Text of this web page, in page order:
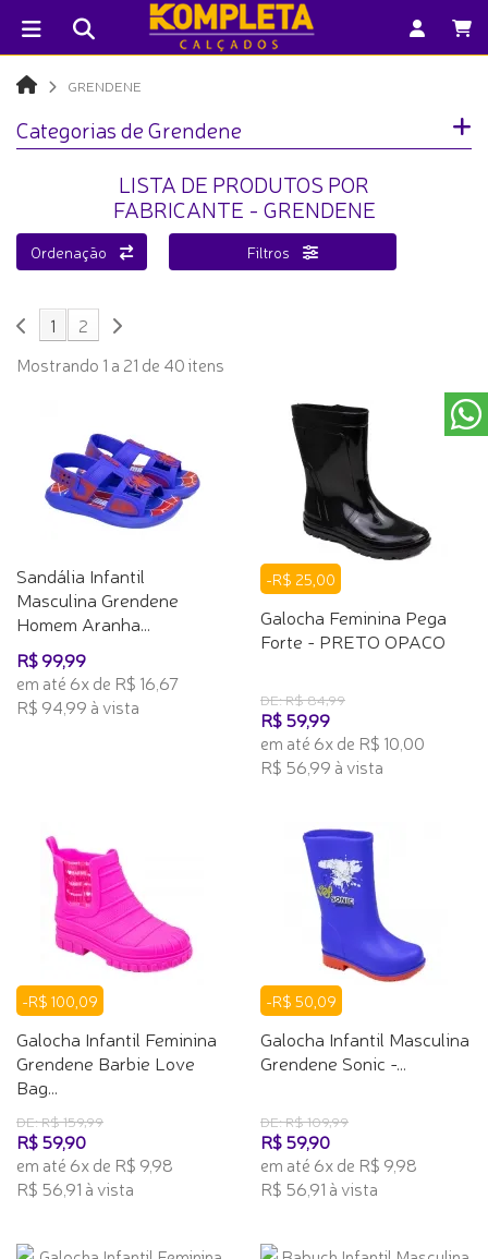
GRENDENE
Categorias de Grendene
LISTA DE PRODUTOS POR
FABRICANTE - GRENDENE
Ordenação Filtros
1
2
Mostrando 1 a 21 de 40 itens
Sandália Infantil
Masculina Grendene
Homem Aranha...
R$ 99,99
em até 6x de R$ 16,67
R$ 94,99 à vista
-R$ 25,00
Galocha Feminina Pega
Forte - PRETO OPACO
DE: R$ 84,99
R$ 59,99
em até 6x de R$ 10,00
R$ 56,99 à vista
-R$ 100,09
Galocha Infantil Feminina
Grendene Barbie Love
Bag...
DE: R$ 159,99
R$ 59,90
em até 6x de R$ 9,98
R$ 56,91 à vista
-R$ 50,09
Galocha Infantil Masculina
Grendene Sonic -...
DE: R$ 109,99
R$ 59,90
em até 6x de R$ 9,98
R$ 56,91 à vista